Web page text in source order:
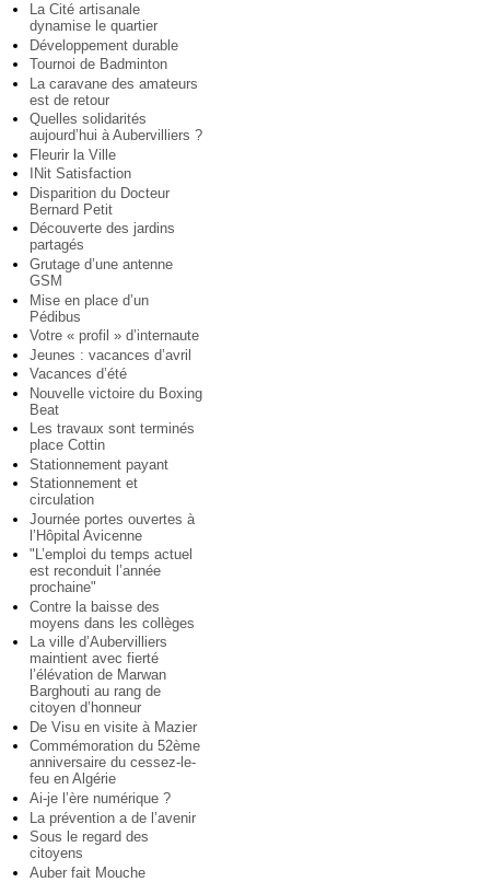
La Cité artisanale
dynamise le quartier
Développement durable
Tournoi de Badminton
La caravane des amateurs
est de retour
Quelles solidarités
aujourd’hui à Aubervilliers ?
Fleurir la Ville
INit Satisfaction
Disparition du Docteur
Bernard Petit
Découverte des jardins
partagés
Grutage d’une antenne
GSM
Mise en place d’un
Pédibus
Votre « profil » d’internaute
Jeunes : vacances d’avril
Vacances d’été
Nouvelle victoire du Boxing
Beat
Les travaux sont terminés
place Cottin
Stationnement payant
Stationnement et
circulation
Journée portes ouvertes à
l’Hôpital Avicenne
"L’emploi du temps actuel
est reconduit l’année
prochaine"
Contre la baisse des
moyens dans les collèges
La ville d’Aubervilliers
maintient avec fierté
l’élévation de Marwan
Barghouti au rang de
citoyen d’honneur
De Visu en visite à Mazier
Commémoration du 52ème
anniversaire du cessez-le-
feu en Algérie
Ai-je l’ère numérique ?
La prévention a de l’avenir
Sous le regard des
citoyens
Auber fait Mouche